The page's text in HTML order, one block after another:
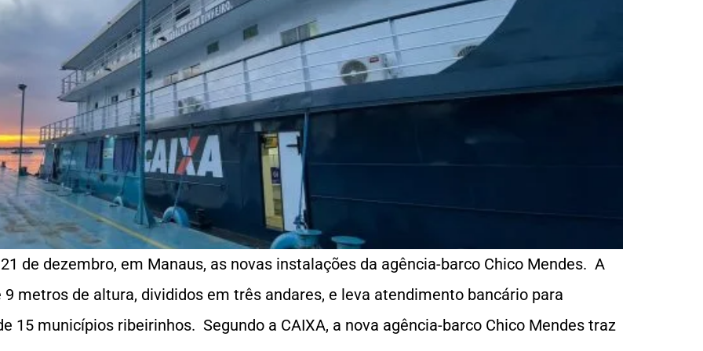
de dezembro, em Manaus, as novas instalações da agência-barco Chico Mendes. A
metros de altura, divididos em três andares, e leva atendimento bancário para
15 municípios ribeirinhos. Segundo a CAIXA, a nova agência-barco Chico Mendes traz